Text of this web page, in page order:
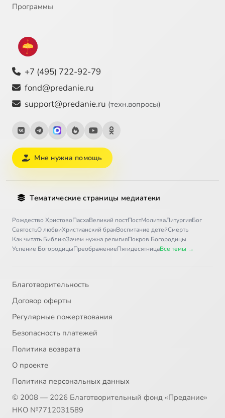
Программы
+7 (495) 722-92-79
fond@predanie.ru
support@predanie.ru (техн.вопросы)
Мне нужна помощь
Тематические страницы медиатеки
Рождество ХристовоПасхаВеликий постПостМолитваЛитургияБог
СвятостьО любвиХристианский бракВоспитание детейСмерть
Как читать БиблиюЗачем нужна религияПокров Богородицы
Успение БогородицыПреображениеПятидесятницаВсе темы →
Благотворительность
Договор оферты
Регулярные пожертвования
Безопасность платежей
Политика возврата
О проекте
Политика персональных данных
© 2008 — 2026 Благотворительный фонд «Предание»
НКО №7712031589